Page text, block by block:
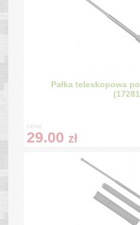
Pałka teleskopowa
cena:
29.00 zł